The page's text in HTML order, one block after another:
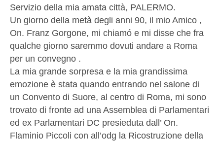
Servizio della mia amata città, PALERMO.
Un giorno della metà degli anni 90, il mio Amico ,
On. Franz Gorgone, mi chiamó e mi disse che fra
qualche giorno saremmo dovuti andare a Roma
per un convegno .
La mia grande sorpresa e la mia grandissima
emozione è stata quando entrando nel salone di
un Convento di Suore, al centro di Roma, mi sono
trovato di fronte ad una Assemblea di Parlamentari
ed ex Parlamentari DC presieduta dall’ On.
Flaminio Piccoli con all’odg la Ricostruzione della